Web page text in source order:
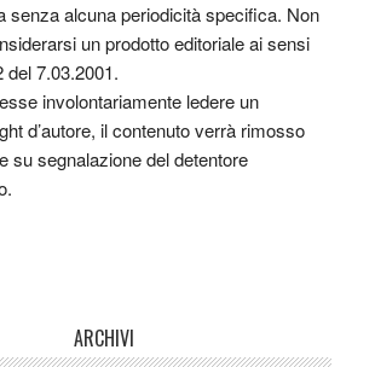
senza alcuna periodicità specifica. Non
un prodotto editoriale ai sensi
del 7.03.2001.
involontariamente ledere un
d’autore, il contenuto verrà rimosso
su segnalazione del detentore
ARCHIVI